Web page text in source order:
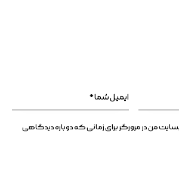
من در مرورگر برای زمانی که دوباره دیدگاهی